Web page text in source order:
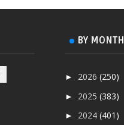
BY MONTH
► 2026(250)
► 2025(383)
► 2024(401)